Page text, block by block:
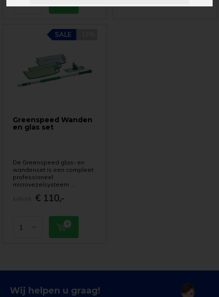
Greenspeed Wanden
en glas set
SALE
De Greenspeed glas- en
wandenset is een compleet
professioneel
microvezelsysteem ...
€ 110,-
Wij helpen u graag!